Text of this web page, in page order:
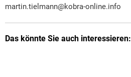
martin.tielmann@kobra-online.info
Das könnte Sie auch interessieren: